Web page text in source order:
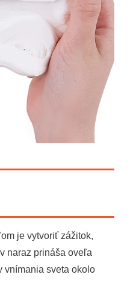
je vytvoriť zážitok,
naraz prináša oveľa
vnímania sveta okolo